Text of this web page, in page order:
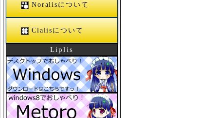
Noralisについて
Clalisについて
Liplis